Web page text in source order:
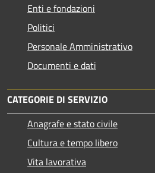
Enti e fondazioni
Politici
Personale Amministrativo
Documenti e dati
CATEGORIE DI SERVIZIO
Anagrafe e stato civile
Cultura e tempo libero
Vita lavorativa